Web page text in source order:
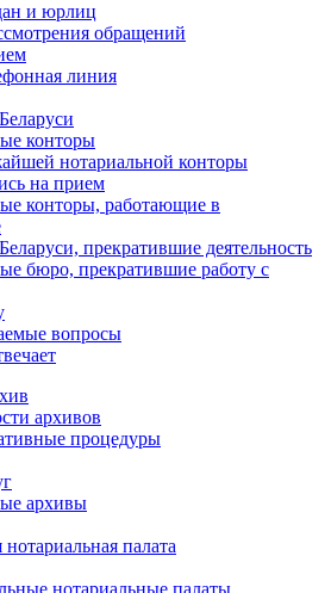
и юрлиц
обращений
линия
конторы
нотариальной конторы
на прием
конторы, работающие в
прекратившие деятельность
бюро, прекратившие работу с
вопросы
архивов
процедуры
архивы
нотариальная палата